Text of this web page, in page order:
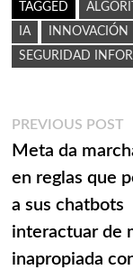
TAGGED
IA
INNOVACIÓN
SEGURIDAD
de
entradas
PREVIOUS POST
Meta da
en reglas que
a sus chatbots
interactuar de
inapropiada